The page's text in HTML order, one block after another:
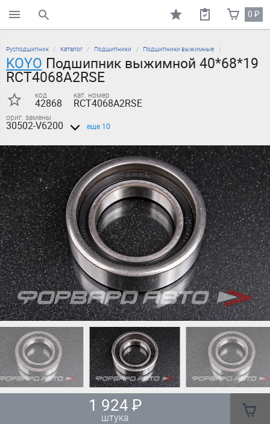
поиск по каталогу 0₽
Русподшипник Каталог Подшипники Подшипники выжимные
KOYO Подшипник выжимной 40*68*19
RCT4068A2RSE
код
42868
кат. номер
RCT4068A2RSE
ориг. замены
30502-V6200 еще 10
1 924 ₽
штука